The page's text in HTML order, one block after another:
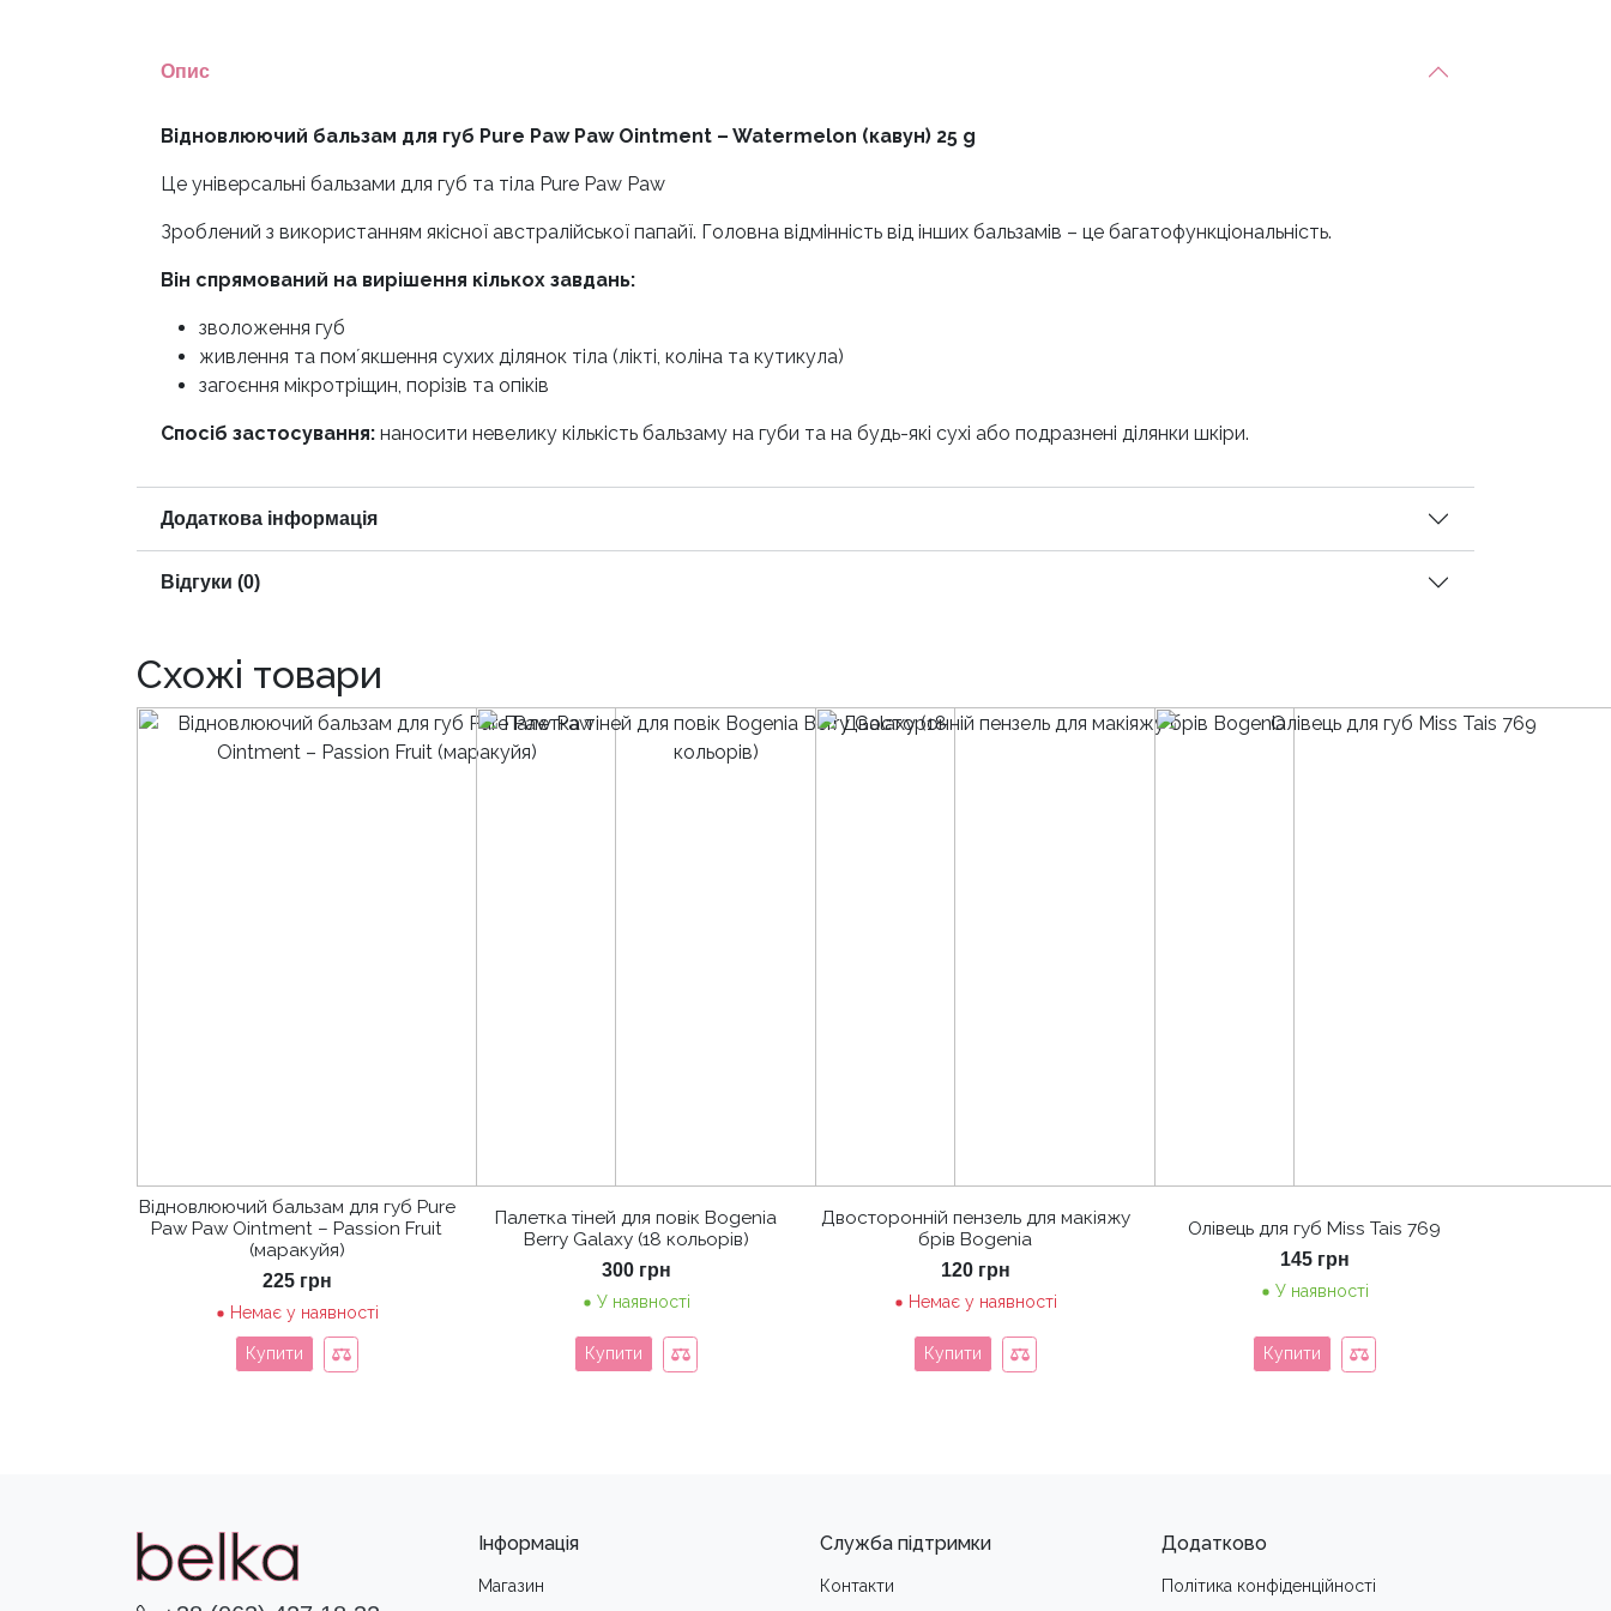
Опис
Відновлюючий бальзам для губ Pure Paw Paw Ointment – Watermelon (кавун) 25 g
Це універсальні бальзами для губ та тіла Pure Paw Paw
Зроблений з використанням якісної австралійської папайї. Головна відмінність від інших бальзамів – це багатофункціональність.
Він спрямований на вирішення кількох завдань:
зволоження губ
живлення та помʼякшення сухих ділянок тіла (лікті, коліна та кутикула)
загоєння мікротріщин, порізів та опіків
Спосіб застосування: наносити невелику кількість бальзаму на губи та на будь-які сухі або подразнені ділянки шкіри.
Додаткова інформація
Відгуки (0)
Схожі товари
Відновлюючий бальзам для губ Pure
Paw Paw Ointment – Passion Fruit
(маракуйя)
225 грн
Немає у наявності
Купити
Палетка тіней для повік Bogenia
Berry Galaxy (18 кольорів)
300 грн
У наявності
Купити
Двосторонній пензель для макіяжу
брів Bogenia
120 грн
Немає у наявності
Купити
Олівець для губ Miss Tais 769
145 грн
У наявності
Купити
Служба підтримки
Контакти
Інформація
Магазин
Додатково
Політика конфіденційності